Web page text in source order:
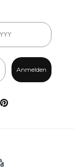
Anmelden
Pinterest